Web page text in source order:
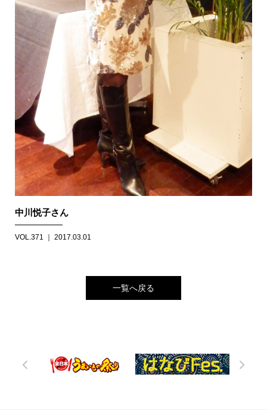
中川悦子さん
VOL.371 ｜ 2017.03.01
一覧へ戻る